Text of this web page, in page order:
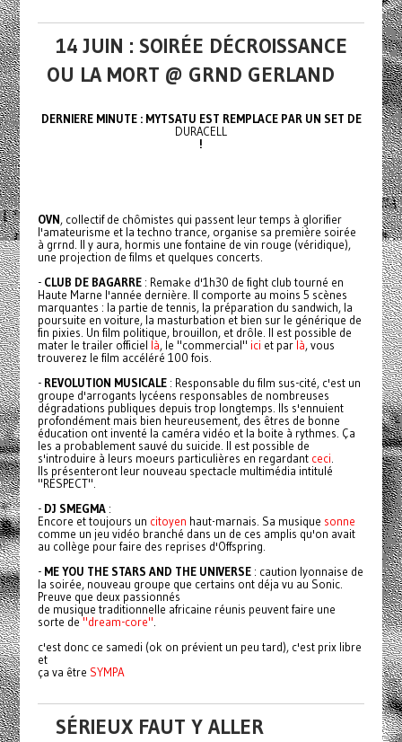
14 JUIN : SOIRÉE DÉCROISSANCE
OU LA MORT @ GRND GERLAND
DERNIERE MINUTE : MYTSATU EST REMPLACE PAR UN SET DE
DURACELL
!
OVN, collectif de chômistes qui passent leur temps à glorifier
l'amateurisme et la techno trance, organise sa première soirée
à grrnd. Il y aura, hormis une fontaine de vin rouge (véridique),
une projection de films et quelques concerts.
- CLUB DE BAGARRE: Remake d'1h30 de fight club tourné en
Haute Marne l'année dernière. Il comporte au moins 5 scènes
marquantes : la partie de tennis, la préparation du sandwich, la
poursuite en voiture, la masturbation et bien sur le générique de
fin pixies. Un film politique, brouillon, et drôle. Il est possible de
mater le trailer officiel là, le "commercial" ici et par là, vous
trouverez le film accéléré 100 fois.
- REVOLUTION MUSICALE: Responsable du film sus-cité, c'est un
groupe d'arrogants lycéens responsables de nombreuses
dégradations publiques depuis trop longtemps. Ils s'ennuient
profondément mais bien heureusement, des êtres de bonne
éducation ont inventé la caméra vidéo et la boite à rythmes. Ça
les a probablement sauvé du suicide. Il est possible de
s'introduire à leurs moeurs particulières en regardant ceci.
Ils présenteront leur nouveau spectacle multimédia intitulé
"RESPECT".
- DJ SMEGMA:
Encore et toujours un citoyen haut-marnais. Sa musique sonne
comme un jeu vidéo branché dans un de ces amplis qu'on avait
au collège pour faire des reprises d'Offspring.
- ME YOU THE STARS AND THE UNIVERSE: caution lyonnaise de
la soirée, nouveau groupe que certains ont déja vu au Sonic.
Preuve que deux passionnés
de musique traditionnelle africaine réunis peuvent faire une
sorte de "dream-core".
c'est donc ce samedi (ok on prévient un peu tard), c'est prix libre
et
ça va être SYMPA
SÉRIEUX FAUT Y ALLER